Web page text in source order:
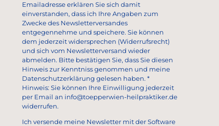
Emailadresse erklären Sie sich damit
einverstanden, dass ich Ihre Angaben zum
Zwecke des Newsletterversandes
entgegennehme und speichere. Sie können
dem jederzeit widersprechen (Widerrufsrecht)
und sich vom Newsletterversand wieder
abmelden. Bitte bestätigen Sie, dass Sie diesen
Hinweis zur Kenntniss genommen und meine
Datenschutzerklärung gelesen haben. *
Hinweis: Sie können Ihre Einwilligung jederzeit
per Email an info@toepperwien-heilpraktiker.de
widerrufen.
Ich versende meine Newsletter mit der Software